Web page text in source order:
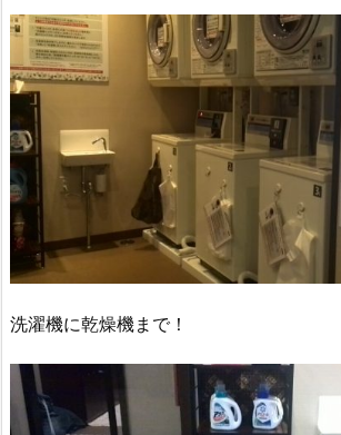
洗濯機に乾燥機まで！